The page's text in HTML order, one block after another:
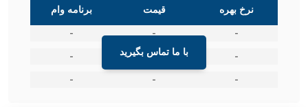
با ما تماس بگیرید
نرخ بهره قیمت
برنامه وام
-
-
-
-
-
-
-
-
-